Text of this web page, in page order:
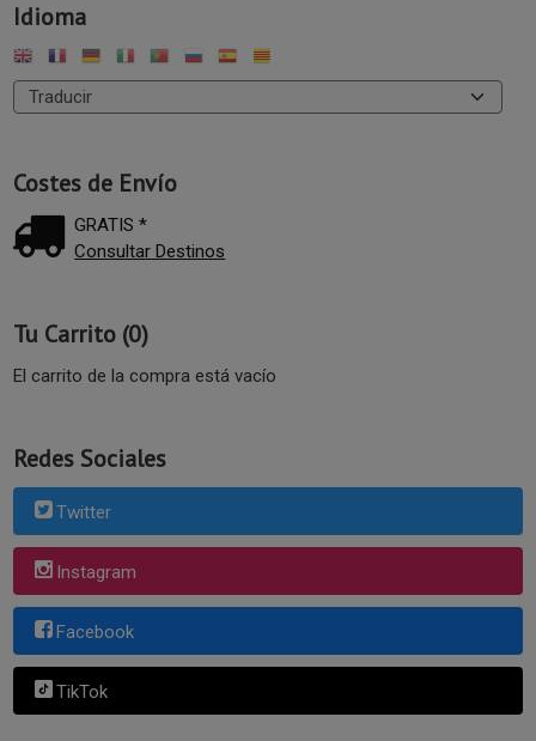
Idioma
Costes de Envío
GRATIS *
Consultar Destinos
Tu Carrito (0)
El carrito de la compra está vacío
Redes Sociales
Twitter
Instagram
Facebook
TikTok